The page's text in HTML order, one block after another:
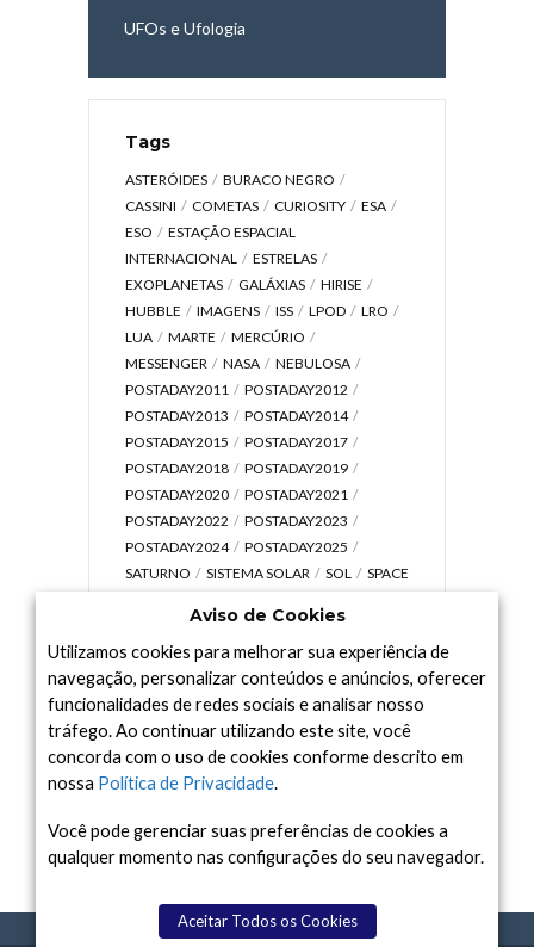
UFOs e Ufologia
Tags
ASTERÓIDES
BURACO NEGRO
CASSINI
COMETAS CURIOSITY
ESA
ESO
ESTAÇÃO ESPACIAL
INTERNACIONAL
ESTRELAS
EXOPLANETAS
GALÁXIAS
HIRISE
HUBBLE
IMAGENS ISS LPOD
LRO
LUA
MARTE
MERCÚRIO
MESSENGER
NASA
NEBULOSA
POSTADAY2011
POSTADAY2012
POSTADAY2013
POSTADAY2014
POSTADAY2015
POSTADAY2017
POSTADAY2018
POSTADAY2019
POSTADAY2020
POSTADAY2021
POSTADAY2022
POSTADAY2023
POSTADAY2024
POSTADAY2025
SATURNO
SISTEMA SOLAR SOL
SPACE
UNIVERSO
VÍDEO
Arquivo
Arquivo
Aviso de Cookies
Utilizamos cookies para melhorar sua experiência de
navegação, personalizar conteúdos e anúncios, oferecer
funcionalidades de redes sociais e analisar nosso
tráfego. Ao continuar utilizando este site, você
concorda com o uso de cookies conforme descrito em
nossa Política de Privacidade.
Você pode gerenciar suas preferências de cookies a
qualquer momento nas configurações do seu navegador.
Aceitar Todos os Cookies